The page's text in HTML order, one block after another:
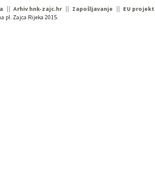
Arhiv hnk-zajc.hr Zapošljavanje EU
pl. Zajca Rijeka 2015.